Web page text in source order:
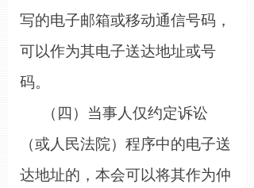
写的电子邮箱或移动通信号码，
可以作为其电子送达地址或号
码。
（四）当事人仅约定诉讼
（或人民法院）程序中的电子送
达地址的，本会可以将其作为仲